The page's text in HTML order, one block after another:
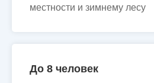
местности и зимнему лесу
До 8 человек